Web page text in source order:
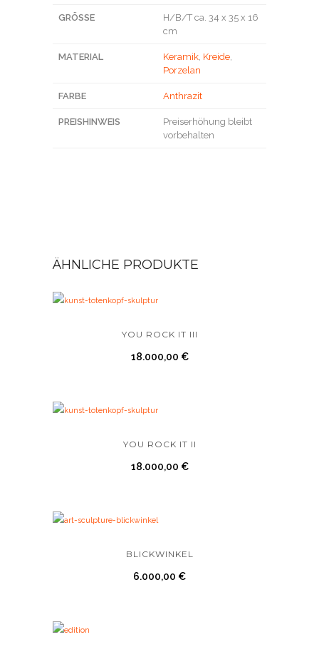
GRÖSSE
H/B/T ca. 34 x 35 x 16
cm
MATERIAL Keramik Kreide
Porzelan
FARBE Anthrazit
PREISHINWEIS
Preiserhöhung bleibt
vorbehalten
ÄHNLICHE PRODUKTE
YOU ROCK IT III
18.000,00 €
YOU ROCK IT II
18.000,00 €
BLICKWINKEL
6.000,00 €